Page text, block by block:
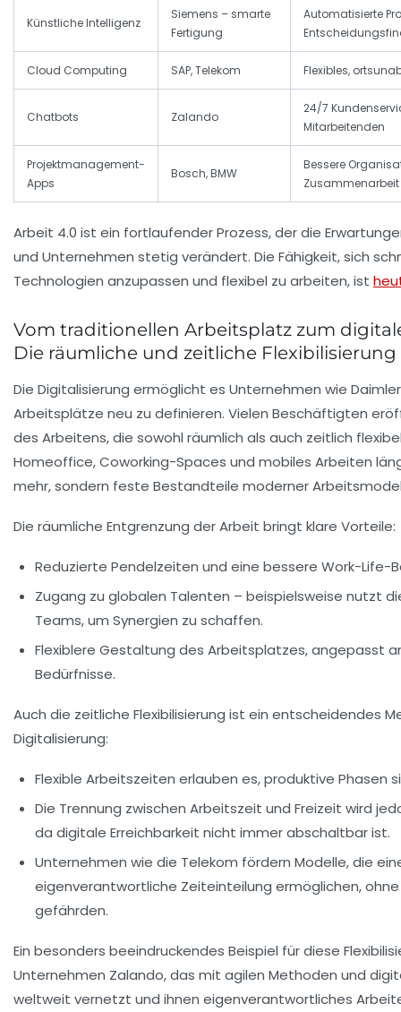
Künstliche Intelligenz
Siemens – smarte
Fertigung
Automatisierte
Cloud Computing SAP, Telekom Flexibles,
Chatbots Zalando
24/7
Mitarbeitenden
Projektmanagement-
Apps
Bosch, BMW
Bessere
Zusammenarbeit
Arbeit 4.0 ist ein fortlaufender Prozess, der die
und Unternehmen stetig verändert. Die Fähigkeit, sich
Technologien anzupassen und flexibel zu arbeiten, ist
Vom traditionellen Arbeitsplatz zum
Die räumliche und zeitliche Flexibilisierung
Die Digitalisierung ermöglicht es Unternehmen wie
Arbeitsplätze neu zu definieren. Vielen Beschäftigten
des Arbeitens, die sowohl räumlich als auch zeitlich
Homeoffice, Coworking-Spaces und mobiles Arbeiten
mehr, sondern feste Bestandteile moderner
Die räumliche Entgrenzung der Arbeit bringt klare Vorteile:
Reduzierte Pendelzeiten und eine bessere Work-Life-
Zugang zu globalen Talenten – beispielsweise nutzt
Teams, um Synergien zu schaffen.
Flexiblere Gestaltung des Arbeitsplatzes, angepasst
Bedürfnisse.
Auch die zeitliche Flexibilisierung ist ein entscheidendes
Digitalisierung:
Flexible Arbeitszeiten erlauben es, produktive Phasen
Die Trennung zwischen Arbeitszeit und Freizeit wird
da digitale Erreichbarkeit nicht immer abschaltbar ist.
Unternehmen wie die Telekom fördern Modelle, die
eigenverantwortliche Zeiteinteilung ermöglichen,
gefährden.
Ein besonders beeindruckendes Beispiel für diese
Unternehmen Zalando, das mit agilen Methoden und
weltweit vernetzt und ihnen eigenverantwortliches